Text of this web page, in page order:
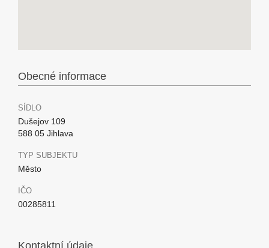
Obecné informace
SÍDLO
Dušejov 109
588 05 Jihlava
TYP SUBJEKTU
Město
IČO
00285811
Kontaktní údaje